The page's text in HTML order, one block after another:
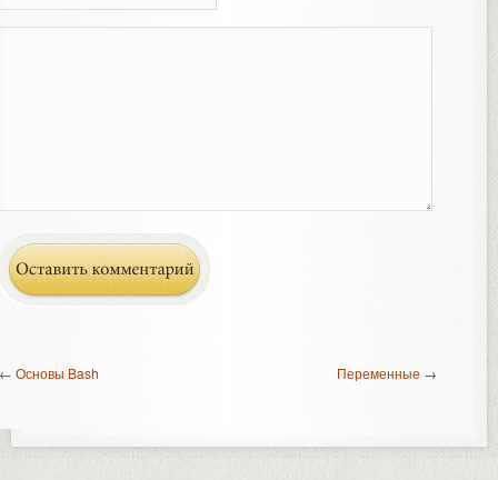
Основы Bash Переменные →